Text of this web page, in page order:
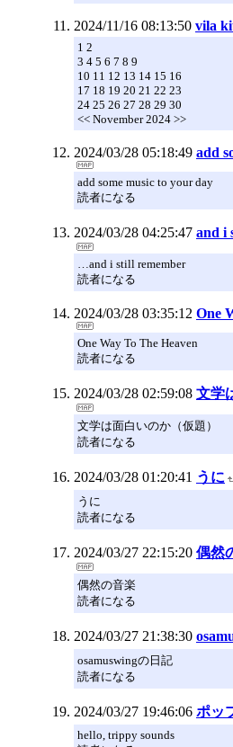
2024/11/16 08:13:50 vila
1 2
3 4 5 6 7 8 9
10 11 12 13 14 15 16
17 18 19 20 21 22 23
24 25 26 27 28 29 30
<< November 2024 >>
2024/03/28 05:18:49 add
add some music to your day
読者になる
2024/03/28 04:25:47 and i
…and i still remember
読者になる
2024/03/28 03:35:12 One
One Way To The Heaven
読者になる
2024/03/28 02:59:08 文学
文学は面白いのか（仮題）
読者になる
2024/03/28 01:20:41 うに
うに
読者になる
2024/03/27 22:15:20 偶然
偶然の音楽
読者になる
2024/03/27 21:38:30
osamuswingの日記
読者になる
2024/03/27 19:46:06 ポッ
hello, trippy sounds